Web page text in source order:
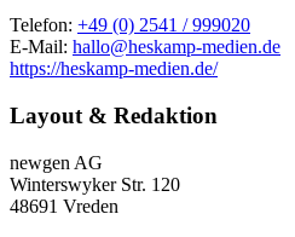
Telefon: +49 (0) 2541 / 999020
E-Mail: hallo@heskamp-medien.de
https://heskamp-medien.de/
Layout & Redaktion
newgen AG
Winterswyker Str. 120
48691 Vreden